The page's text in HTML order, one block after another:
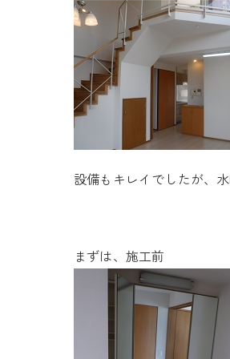
設備もキレイでしたが、
まずは、施工前